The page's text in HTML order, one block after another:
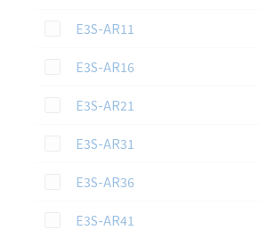
この資料を選択
E3S-AR11
この資料を選択
E3S-AR16
この資料を選択
E3S-AR21
この資料を選択
E3S-AR31
この資料を選択
E3S-AR36
この資料を選択
E3S-AR41